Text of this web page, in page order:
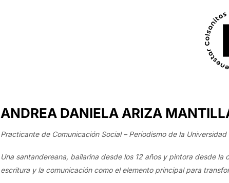
ANDREA DANIELA ARIZA
Practicante de Comunicación Social – Periodismo de la
Una santandereana, bailarina desde los 12 años y pintora desde
escritura y la comunicación como el elemento principal para